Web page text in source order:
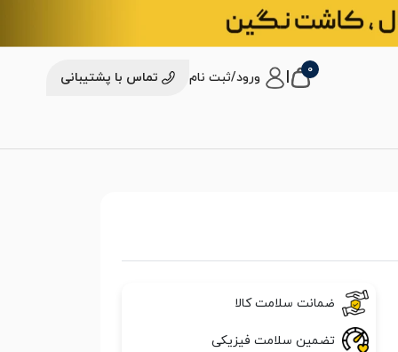
0 ورود/ثبت نام تماس با پشتیبانی
ضمانت سلامت کالا
تضمین سلامت فیزیکی